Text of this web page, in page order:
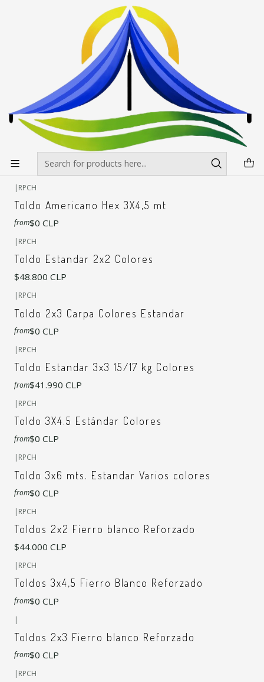
Envíos gratis desde $500.000 en Santiago
Toldos
+7
Toldos 3x3 Fierro blanco Reforzado
from $0 CLP +6
| RPCH
Toldo Americano Hex 3X4,5 mt
from$0 CLP
| RPCH
Toldo Estandar 2x2 Colores
$48.800 CLP
| RPCH
Toldo 2x3 Carpa Colores Estandar
from$0 CLP
| RPCH
Toldo Estandar 3x3 15/17 kg Colores
from$41.990 CLP
| RPCH
Toldo 3X4.5 Estándar Colores
from$0 CLP
| RPCH
Toldo 3x6 mts. Estandar Varios colores
from$0 CLP
| RPCH
Toldos 2x2 Fierro blanco Reforzado
$44.000 CLP
| RPCH
Toldos 3x4,5 Fierro Blanco Reforzado
from$0 CLP
|
Toldos 2x3 Fierro blanco Reforzado
from$0 CLP
| RPCH